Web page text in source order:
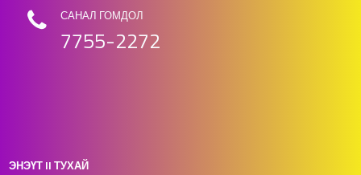
САНАЛ ГОМДОЛ
7755-2272
ЭНЭҮТ II ТУХАЙ